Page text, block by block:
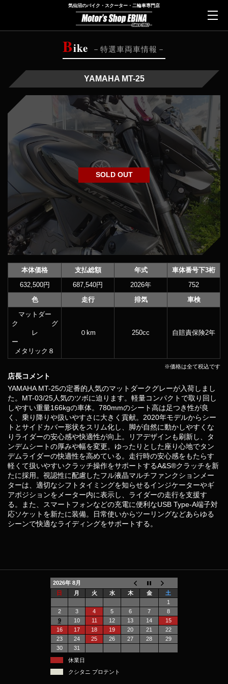
気仙沼のバイク・スクーター・二輪車専門店
Bike 特選車両車情報
YAMAHA MT-25
本体価格 支払総額 年式
車体番号下3桁
632,500円
687,540円 2026年
752
色
走行 排気
車検
マットダー
ク グ
レ
ー
メタリック８
０km 250cc 自賠責保険2年
※価格は全て税込です
店長コメント
YAMAHA MT-25の定番的人気のマットダークグレーが入荷しまし
た。MT-03/25人気のツボに迫ります。軽量コンパクトで取り回し
しやすい重量166kgの車体。780mmのシート高は足つき性が良
く、乗り降りや扱いやすさに大きく貢献。2020年モデルからシー
トとサイドカバー形状をスリム化し、脚が自然に動かしやすくな
りライダーの安心感や快適性が向上。リアデザインも刷新し、タ
ンデムシートの厚みや幅を変更。ゆったりとした座り心地でタン
デムライダーの快適性を高めている。走行時の安心感をもたらす
軽くて扱いやすいクラッチ操作をサポートするA&S®クラッチを新
たに採用。視認性に配慮したフル液晶マルチファンクションメー
ターは、適切なシフトタイミングを知らせるインジケーターやギ
アポジションをメーター内に表示し、ライダーの走行を支援す
る。また、スマートフォンなどの充電に便利なUSB Type-A端子対
応ソケットを新たに装備。日常使いからツーリングなどあらゆる
シーンで快適なライディングをサポートする。
2026年 8月
日
月 火 水 木 金
土
1
2
3 4 5 6 7
8
9
10 11 12 13 14
15
16
17 18 19 20 21
22
23
24 25 26 27 28
29
30
31
休業日
クシタニ プロテント